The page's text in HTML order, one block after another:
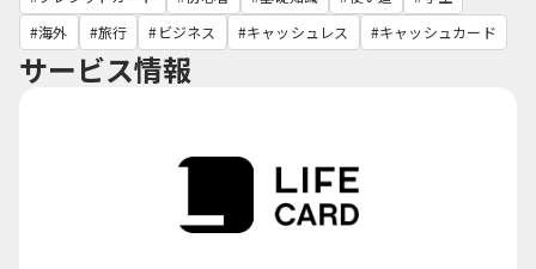
海外
旅行 ビジネス キャッシュレス キャッシュカード
サービス情報